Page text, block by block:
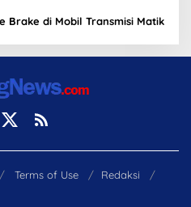
Brake di Mobil Transmisi Matik
Terms of Use
Redaksi